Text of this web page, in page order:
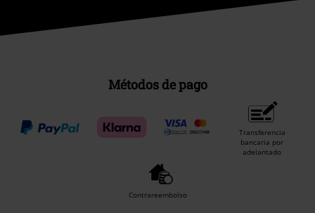
Métodos de pago
Transferencia
bancaria por
adelantado
Contrareembolso